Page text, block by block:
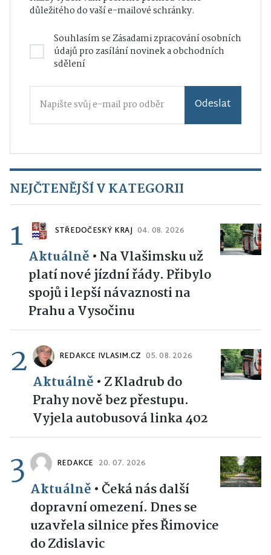
důležitého do vaší e-mailové schránky.
Souhlasím seZásadami zpracování osobních
údajůpro zasílání novinek a obchodních
sdělení
Odeslat
NEJČTENĚJŠÍ V KATEGORII
1 STŘEDOČESKÝ KRAJ 04. 08. 2026
Aktuálně • Na Vlašimsku už
platí nové jízdní řády. Přibylo
spojů i lepší návaznosti na
Prahu a Vysočinu
2 REDAKCE IVLASIM.CZ 05. 08. 2026
Aktuálně • Z Kladrub do
Prahy nově bez přestupu.
Vyjela autobusová linka 402
3 REDAKCE 20. 07. 2026
Aktuálně •Čeká nás další
dopravní omezení. Dnes se
uzavřela silnice přes Řimovice
do Zdislavic